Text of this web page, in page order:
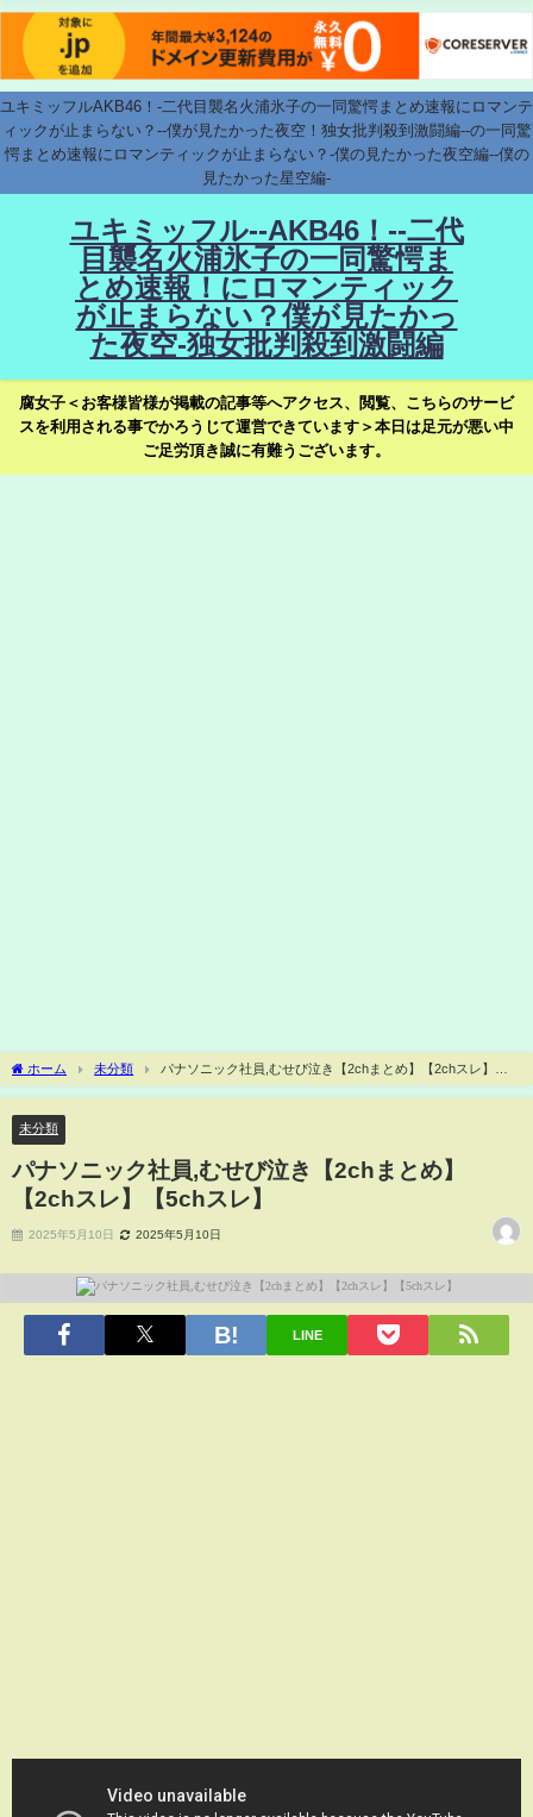
ユキミッフルAKB46！-二代目襲名火浦氷子の一同驚愕まとめ速報にロマンテ
ィックが止まらない？--僕が見たかった夜空！独女批判殺到激闘編--の一同驚
愕まとめ速報にロマンティックが止まらない？-僕の見たかった夜空編--僕の
見たかった星空編-
ユキミッフル--AKB46！--二代
目襲名火浦氷子の一同驚愕ま
とめ速報！にロマンティック
が止まらない？僕が見たかっ
た夜空-独女批判殺到激闘編
腐女子＜お客様皆様が掲載の記事等へアクセス、閲覧、こちらのサービ
スを利用される事でかろうじて運営できています＞本日は足元が悪い中
ご足労頂き誠に有難うございます。
ホーム 未分類
パナソニック社員,むせび泣き【2chまとめ】【2chスレ】
【5chスレ】
未分類
パナソニック社員,むせび泣き【2chまとめ】
【2chスレ】【5chスレ】
2025年5月10日 2025年5月10日
LINE